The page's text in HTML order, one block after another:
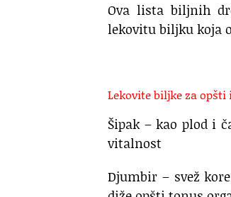
Ova lista biljnih
lekovitu biljku koja
Lekovite biljke za
Šipak – kao plod i
vitalnost
Djumbir – svež